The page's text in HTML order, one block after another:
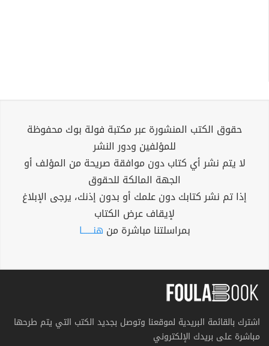
حقوق الكتب المنشورة عبر مكتبة فولة بوك محفوظة
للمؤلفين ودور النشر
لا يتم نشر أي كتاب دون موافقة صريحة من المؤلف أو
الجهة المالكة للحقوق
إذا تم نشر كتابك دون علمك أو بدون إذنك، يرجى الإبلاغ
لإيقاف عرض الكتاب
بمراسلتنا مباشرة من هنــــــا
اشترك بالقائمة البريدية لموقعنا وتوصل بجديد الكتب التي يتم طرحها
مباشرة على بريدك الإلكتروني